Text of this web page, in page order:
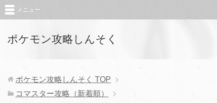
ポケモン攻略しんそく
メニュー
ポケモン攻略しんそく TOP
コマスター攻略（新着順）